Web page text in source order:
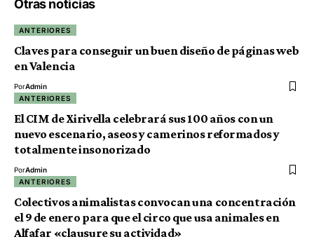
Otras noticias
ANTERIORES
Claves para conseguir un buen diseño de páginas web
en Valencia
PorAdmin
ANTERIORES
El CIM de Xirivella celebrará sus 100 años con un
nuevo escenario, aseos y camerinos reformados y
totalmente insonorizado
PorAdmin
ANTERIORES
Colectivos animalistas convocan una concentración
el 9 de enero para que el circo que usa animales en
Alfafar «clausure su actividad»